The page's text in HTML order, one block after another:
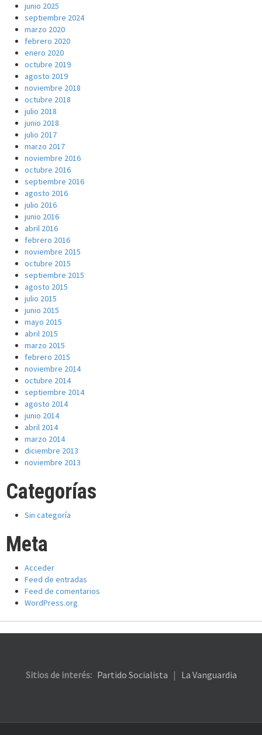
junio 2025
septiembre 2024
marzo 2020
febrero 2020
enero 2020
octubre 2019
agosto 2019
noviembre 2018
octubre 2018
julio 2018
junio 2018
julio 2017
marzo 2017
noviembre 2016
octubre 2016
septiembre 2016
agosto 2016
julio 2016
junio 2016
abril 2016
febrero 2016
noviembre 2015
octubre 2015
septiembre 2015
agosto 2015
julio 2015
junio 2015
mayo 2015
abril 2015
marzo 2015
febrero 2015
noviembre 2014
octubre 2014
septiembre 2014
agosto 2014
junio 2014
abril 2014
marzo 2014
diciembre 2013
noviembre 2013
Categorías
Sin categoría
Meta
Acceder
Feed de entradas
Feed de comentarios
WordPress.org
Sitios de interés: Partido Socialista | La Vanguardia